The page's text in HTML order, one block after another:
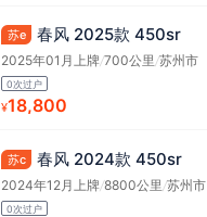
苏e 春风 2025款 450sr
2025年01月上牌/700公里/苏州市
0次过户
¥18,800
苏c 春风 2024款 450sr
2024年12月上牌/8800公里/苏州市
0次过户